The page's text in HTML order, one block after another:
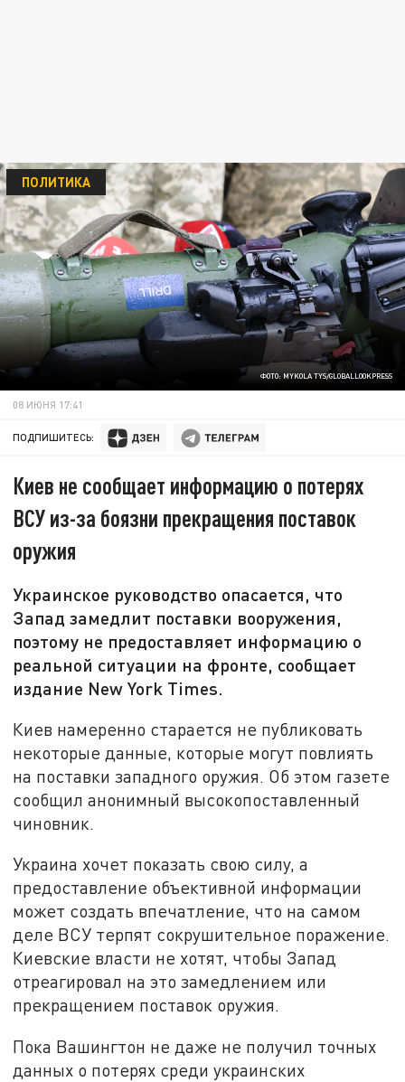
ФОТО: MYKOLA TYS/GLOBALLOOKPRESS
ПОЛИТИКА
08 ИЮНЯ 17:41
ПОДПИШИТЕСЬ:
Киев не сообщает информацию о потерях
ВСУ из-за боязни прекращения поставок
оружия
Украинское руководство опасается, что
Запад замедлит поставки вооружения,
поэтому не предоставляет информацию о
реальной ситуации на фронте, сообщает
издание New York Times.
Киев намеренно старается не публиковать
некоторые данные, которые могут повлиять
на поставки западного оружия. Об этом газете
сообщил анонимный высокопоставленный
чиновник.
Украина хочет показать свою силу, а
предоставление объективной информации
может создать впечатление, что на самом
деле ВСУ терпят сокрушительное поражение.
Киевские власти не хотят, чтобы Запад
отреагировал на это замедлением или
прекращением поставок оружия.
Пока Вашингтон не даже не получил точных
данных о потерях среди украинских